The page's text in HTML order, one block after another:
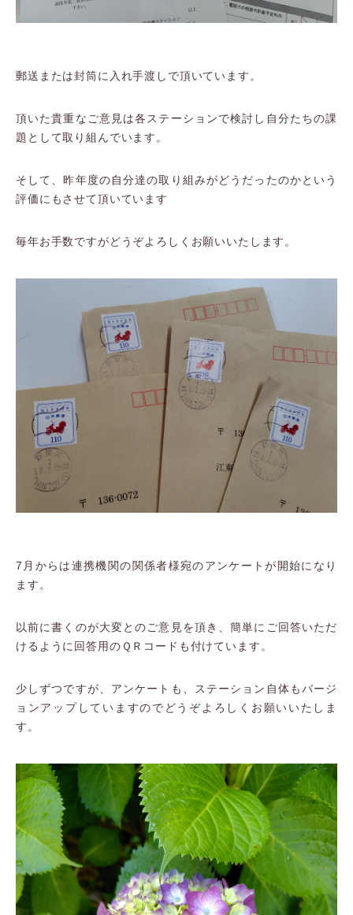
郵送または封筒に入れ手渡しで頂いています。
頂いた貴重なご意見は各ステーションで検討し自分たちの課
題として取り組んでいます。
そして、昨年度の自分達の取り組みがどうだったのかという
評価にもさせて頂いています
毎年お手数ですがどうぞよろしくお願いいたします。
7月からは連携機関の関係者様宛のアンケートが開始になり
ます。
以前に書くのが大変とのご意見を頂き、簡単にご回答いただ
けるように回答用のＱＲコードも付けています。
少しずつですが、アンケートも、ステーション自体もバージ
ョンアップしていますのでどうぞよろしくお願いいたしま
す。